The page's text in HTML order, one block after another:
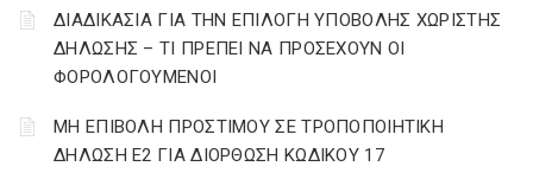
ΔΙΑΔΙΚΑΣΙΑ ΓΙΑ ΤΗΝ ΕΠΙΛΟΓΗ ΥΠΟΒΟΛΗΣ ΧΩΡΙΣΤΗΣ
ΔΗΛΩΣΗΣ – ΤΙ ΠΡΕΠΕΙ ΝΑ ΠΡΟΣΕΧΟΥΝ ΟΙ
ΦΟΡΟΛΟΓΟΥΜΕΝΟΙ
ΜΗ ΕΠΙΒΟΛΗ ΠΡΟΣΤΙΜΟΥ ΣΕ ΤΡΟΠΟΠΟΙΗΤΙΚΗ
ΔΗΛΩΣΗ Ε2 ΓΙΑ ΔΙΟΡΘΩΣΗ ΚΩΔΙΚΟΥ 17